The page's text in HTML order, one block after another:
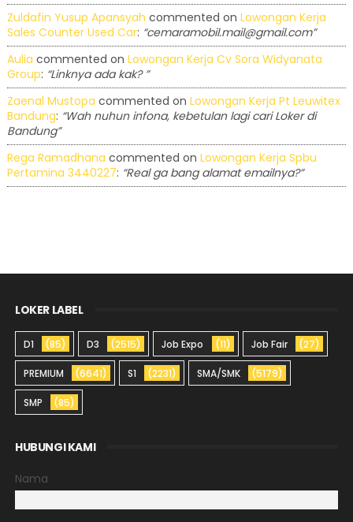
Zuldafin Yusup Apansyah commented on Lowongan Kerja
Sales Counter Used Car: “cemaramobil.mail@gmail.com”
Aulia commented on Lowongan Kerja Cv Sora Widyanata
Group: “Linknya ada kak? ”
Zaenal Mustopa commented on Lowongan Kerja Pt Leuwitex
Bandung: “Wah nuhun infona, kebetulan lagi cari Loker di
Bandung”
Rega Ramadhana commented on Lowongan Kerja Spbu
Pertamina 3440227: “Real ga bang alamat emailnya?”
LOKER LABEL
D1 (85) D3 (2515) Job Expo (11) Job Fair (27)
PREMIUM (6641) S1 (2231) SMA/SMK (5179)
SMP (85)
HUBUNGI KAMI
Nama